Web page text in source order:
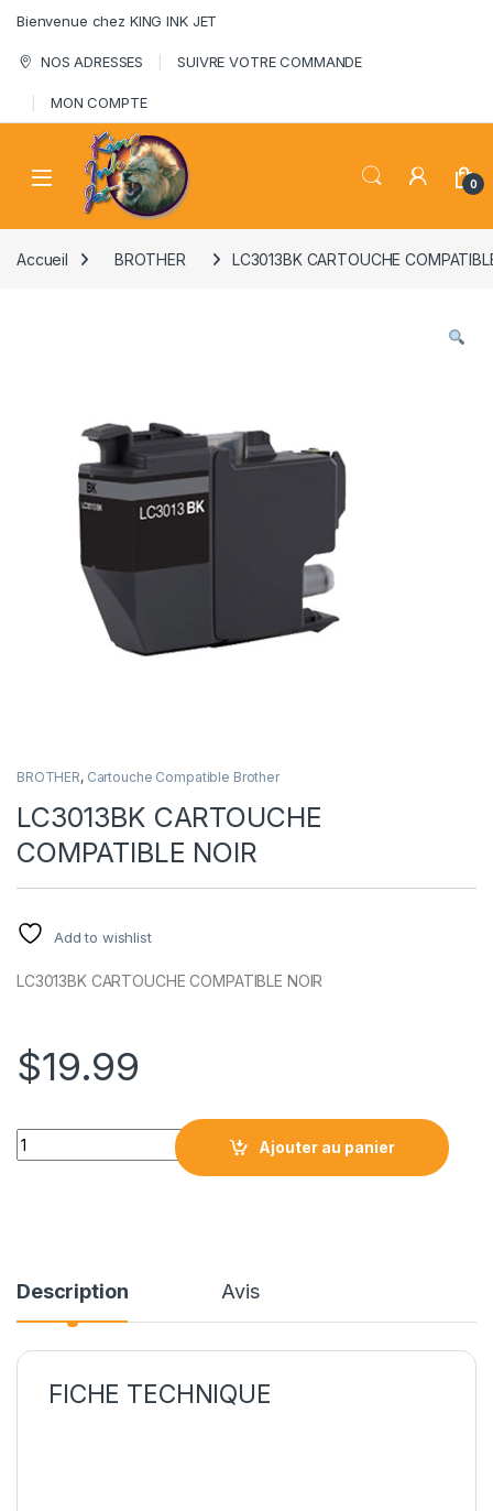
Bienvenue chez KING INK JET
NOS ADRESSES SUIVRE VOTRE COMMANDE
MON COMPTE
0
Accueil BROTHER LC3013BK CARTOUCHE
BROTHER, Cartouche Compatible Brother
LC3013BK CARTOUCHE
COMPATIBLE NOIR
Add to wishlist
LC3013BK CARTOUCHE COMPATIBLE NOIR
$19.99
LC3013BK CARTOUCHE COMPATIBLE NOIR quantity
Ajouter au panier
Description Avis
FICHE TECHNIQUE